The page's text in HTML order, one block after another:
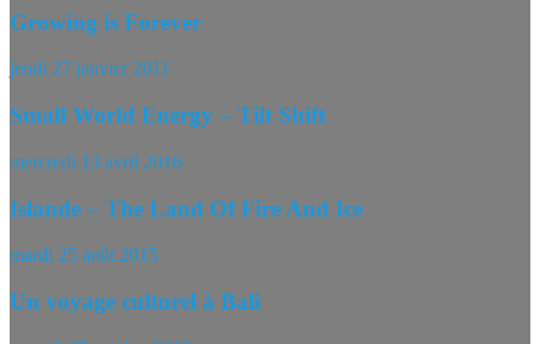
Growing is Forever
jeudi 27 janvier 2011
Small World Energy – Tilt Shift
mercredi 13 avril 2016
Islande – The Land Of Fire And Ice
mardi 25 août 2015
Un voyage culturel à Bali